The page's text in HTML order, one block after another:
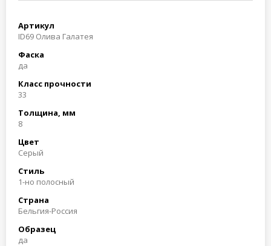
Артикул
ID69 Олива Галатея
Фаска
да
Класс прочности
33
Толщина, мм
8
Цвет
Cерый
Стиль
1-но полосный
Страна
Бельгия-Россия
Образец
да